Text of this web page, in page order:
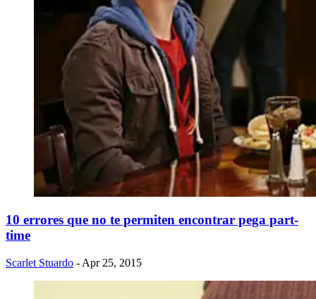
10 errores que no te permiten encontrar pega part-
time
Scarlet Stuardo - Apr 25, 2015